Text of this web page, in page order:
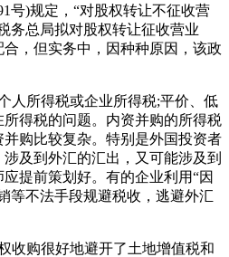
号)规定，“对股权转让不征收营
务总局拟对股权转让征收营业
，但实务中，因种种原因，该政
人所得税或企业所得税;平价、低
得税的问题。内资并购的所得税
购比较复杂。特别是外国投资者
及到外汇的汇出，又可能涉及到
提前策划好。有的企业利用“因
等不法手段规避税收，逃避外汇
收购很好地避开了土地增值税和